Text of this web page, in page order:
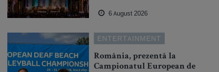
6 August 2026
ENTERTAINMENT
România, prezentă la
Campionatul European de